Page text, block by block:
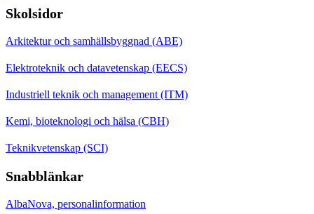
Skolsidor
Arkitektur och samhällsbyggnad (ABE)
Elektroteknik och datavetenskap (EECS)
Industriell teknik och management (ITM)
Kemi, bioteknologi och hälsa (CBH)
Teknikvetenskap (SCI)
Snabblänkar
AlbaNova, personalinformation